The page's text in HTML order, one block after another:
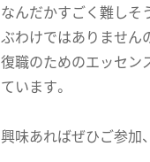
なんだかすごく難しそ
ぶわけではありません
復職のためのエッセン
ています。
興味あればぜひご参加